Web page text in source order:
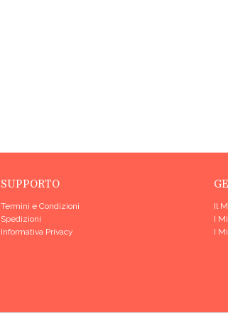
SUPPORTO
Termini e Condizioni
Spedizioni
Informativa Privacy
Il
I
I